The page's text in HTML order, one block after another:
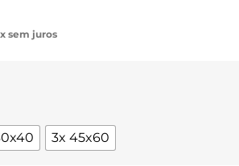
sem juros
3x 45x60